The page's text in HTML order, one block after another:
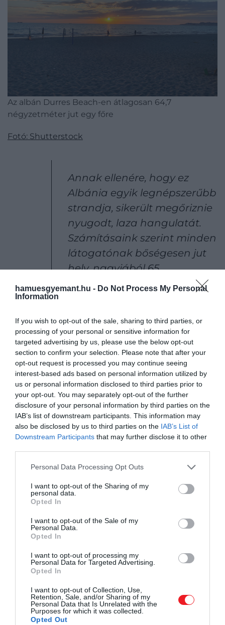
hamuesgyemant.hu - Do Not Process My Personal
Information
If you wish to opt-out of the sale, sharing to third parties, or
processing of your personal or sensitive information for
targeted advertising by us, please use the below opt-out
section to confirm your selection. Please note that after your
opt-out request is processed you may continue seeing
interest-based ads based on personal information utilized by
us or personal information disclosed to third parties prior to
your opt-out. You may separately opt-out of the further
disclosure of your personal information by third parties on the
IAB’s list of downstream participants. This information may
also be disclosed by us to third parties on the IAB’s List of
Downstream Participants that may further disclose it to other
Please note that this website/app uses one or more Google
not limited to your visit or usage behaviour. You may click to
grant or deny consent to Google and its third-party tags to
use your data for below specified purposes in below Google
consent section.
Personal Data Processing Opt Outs
I want to opt-out of the Sharing of my
personal data.
Opted In
I want to opt-out of the Sale of my
Personal Data.
Opted In
I want to opt-out of processing my
Personal Data for Targeted Advertising.
Opted In
I want to opt-out of Collection, Use,
Retention, Sale, and/or Sharing of my
Personal Data that Is Unrelated with the
Purposes for which it was collected.
Opted Out
Az albán Durres Beach-en átlagosan 64,7
négyzetméter jut egy főre
Fotó: Shutterstock
Annak ellenére, hogy ez
Albánia egyik legnépszerűbb
strandja, sikerült megőriznie
nyugodt, laza hangulatát.
Számításaink szerint minden
látogatónak bőségesen jut
hely, nagyjából 65
strandtörölközőnyi hely
napozók számára, akik
nyugodt kikapcsolódásra
vágynak az Adriai-tenger
partján
– idézi a portál a Wizz Air közleményét.
A második legkevésbé zsúfolt part az angliai
Beach-et találjuk , amely régóta kedvelt célpont a
kristálytiszta tengervíz miatt.